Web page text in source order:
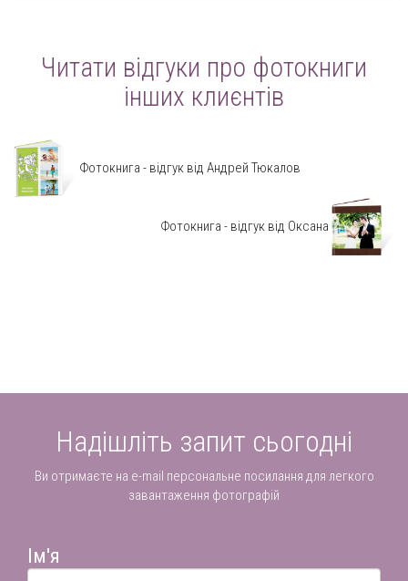
Читати відгуки про фотокниги
інших клиєнтів
Фотокнига - відгук від Андрей Тюкалов
Фотокнига - відгук від Оксана
Надішліть запит сьогодні
Ви отримаєте на e-mail персональне посилання для легкого
завантаження фотографій
Ім'я